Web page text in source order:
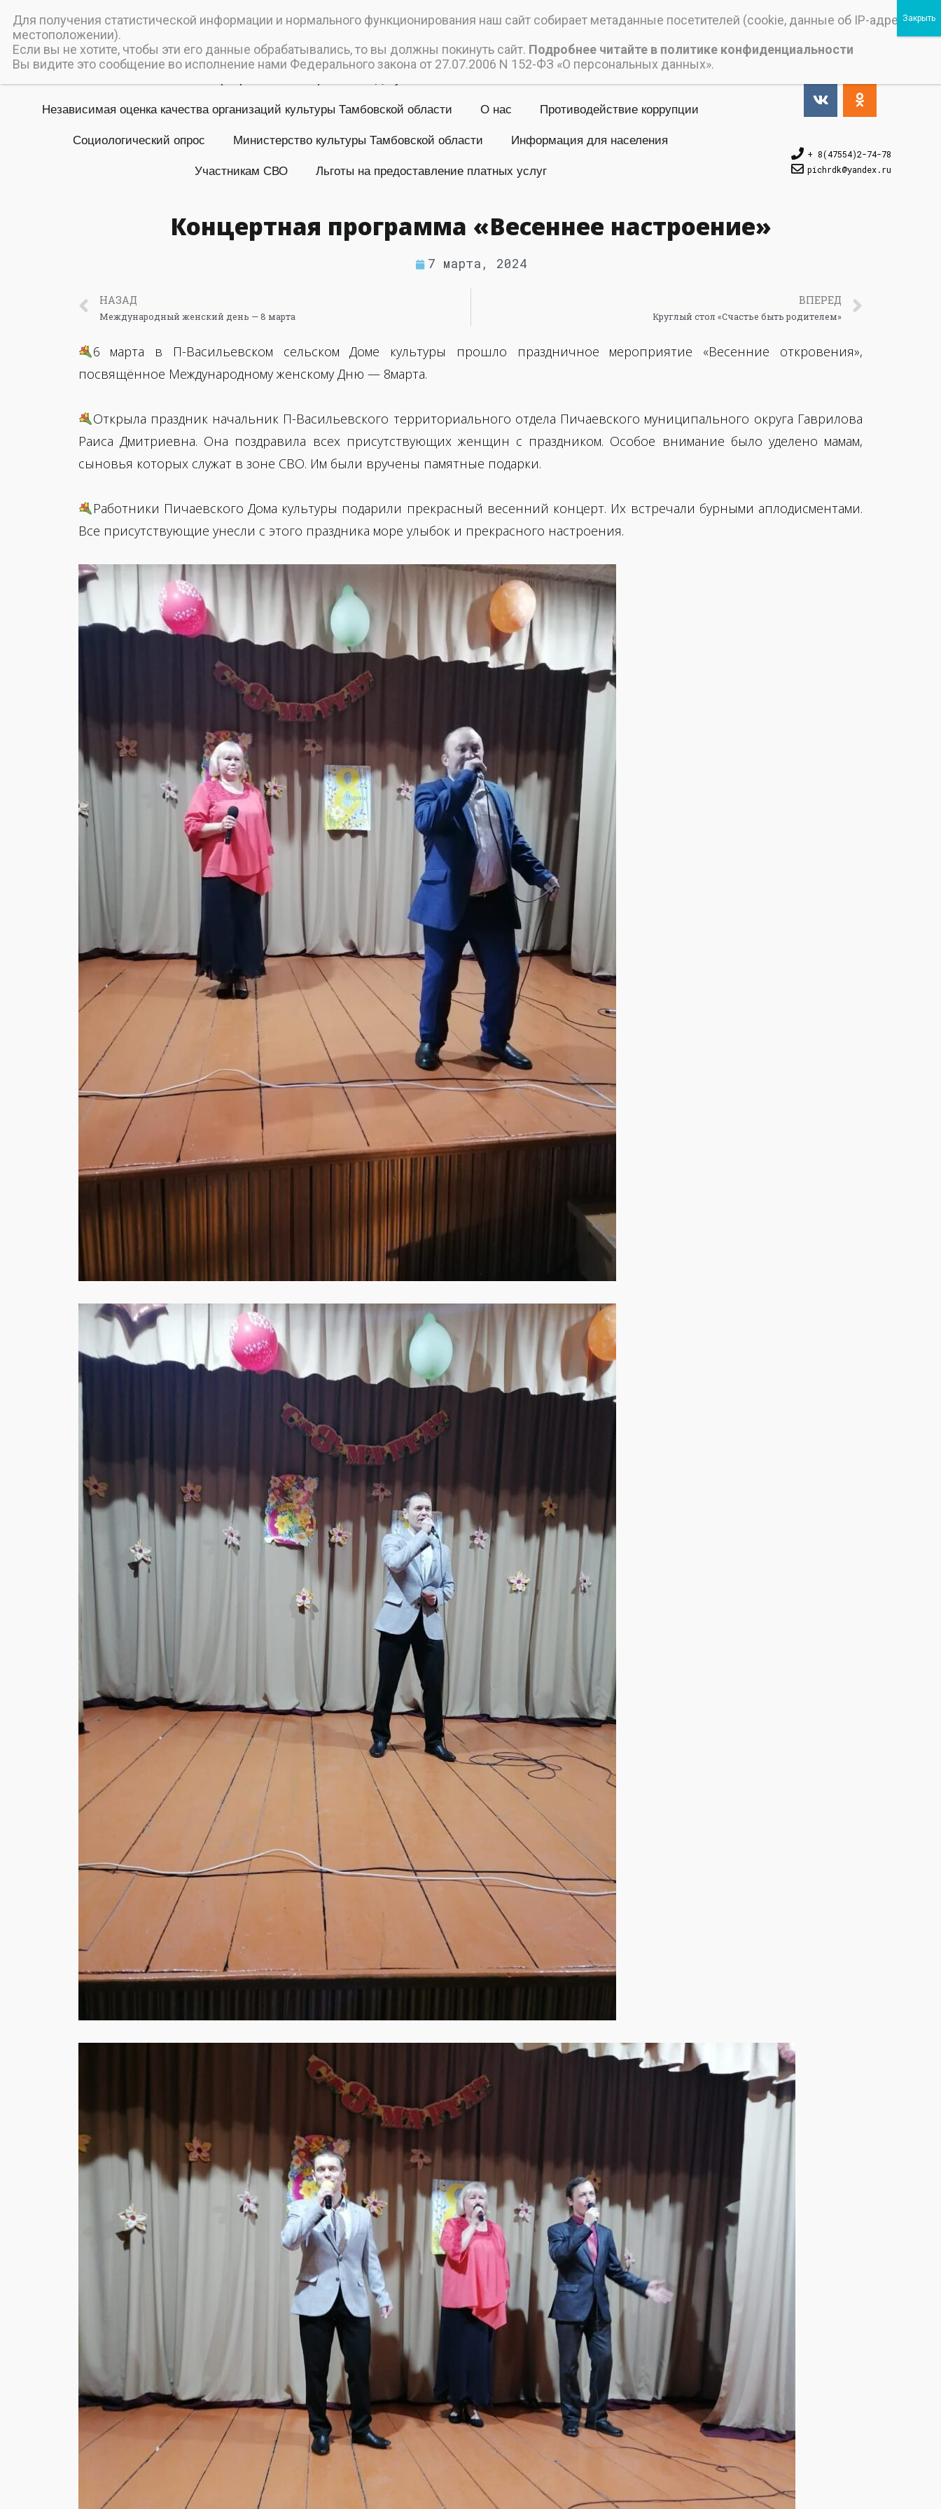
Пичаевский дом культуры
Муниципальное бюджетное учреждение культуры «Пичаевский Дом культуры»
Независимая оценка качества организаций культуры Тамбовской области О нас Противодействие коррупции
Социологический опрос Министерство культуры Тамбовской области Информация для населения
Участникам СВО Льготы на предоставление платных услуг
Версия_для_слабовидящих
+ 8(47554)2-74-78
pichrdk@yаndex.ru
Концертная программа «Весеннее настроение»
7 марта, 2024
НАЗАД
Международный женский день — 8 марта
ВПЕРЕД
Круглый стол «Счастье быть родителем»
6 марта в П-Васильевском сельском Доме культуры прошло праздничное мероприятие «Весенние откровения»,
посвящённое Международному женскому Дню — 8марта.
Открыла праздник начальник П-Васильевского территориального отдела Пичаевского муниципального округа Гаврилова
Раиса Дмитриевна. Она поздравила всех присутствующих женщин с праздником. Особое внимание было уделено мамам,
сыновья которых служат в зоне СВО. Им были вручены памятные подарки.
Работники Пичаевского Дома культуры подарили прекрасный весенний концерт. Их встречали бурными аплодисментами.
Все присутствующие унесли с этого праздника море улыбок и прекрасного настроения.
Для получения статистической информации и нормального функционирования наш сайт собирает метаданные посетителей (cookie, данные об IP-адресе и
местоположении).
Если вы не хотите, чтобы эти его данные обрабатывались, то вы должны покинуть сайт. Подробнее читайте в политике конфиденциальности
Вы видите это сообщение во исполнение нами Федерального закона от 27.07.2006 N 152-ФЗ «О персональных данных».